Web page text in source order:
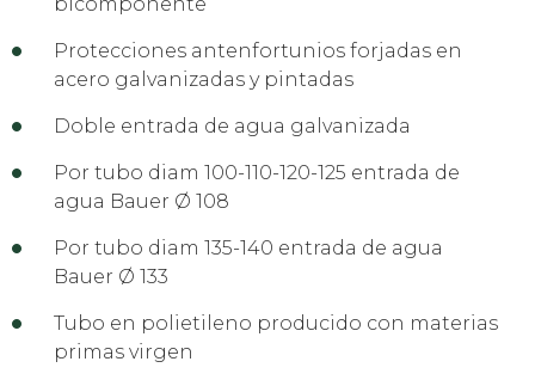
bicomponente
Protecciones antenfortunios forjadas en
acero galvanizadas y pintadas
Doble entrada de agua galvanizada
Por tubo diam 100-110-120-125 entrada de
agua Bauer Ø 108
Por tubo diam 135-140 entrada de agua
Bauer Ø 133
Tubo en polietileno producido con materias
primas virgen